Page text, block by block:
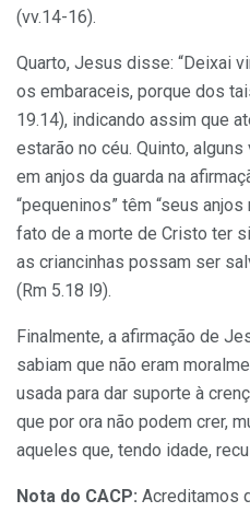
(vv.14-16).
Quarto, Jesus disse: “Deixai
os embaraceis, porque dos
19.14), indicando assim que
estarão no céu. Quinto,
em anjos da guarda na
“pequeninos” têm “seus
fato de a morte de Cristo ter
as criancinhas possam ser
(Rm 5.18 l9).
Finalmente, a afirmação de
sabiam que não eram
usada para dar suporte à
que por ora não podem crer,
aqueles que, tendo idade,
Nota do CACP: Acreditamos